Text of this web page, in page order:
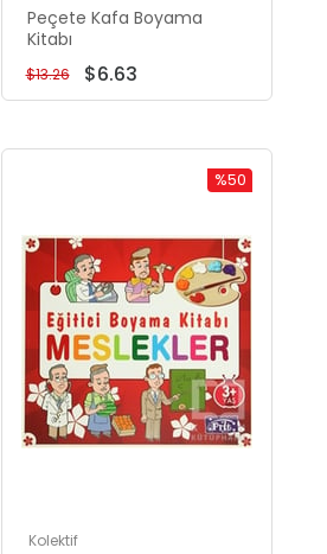
Peçete Kafa Boyama
Kitabı
$6.63
$13.26
Kolektif
%50